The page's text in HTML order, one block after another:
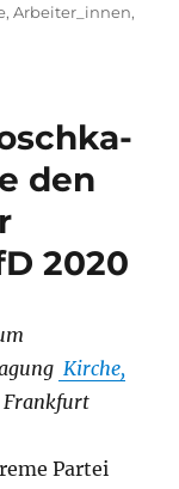
,Arbeiter_innen,
den
2020
Kirche,
Frankfurt
Partei